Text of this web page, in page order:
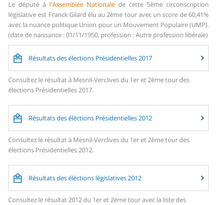
Le député à l'Assemblée Nationale de cette 5ème circonscription
législative est Franck Gilard élu au 2ème tour avec un score de 60,41%
avec la nuance politique Union pour un Mouvement Populaire (UMP).
(date de naissance : 01/11/1950, profession : Autre profession libérale)
Résultats des élections Présidentielles 2017
Consultez le résultat à Mesnil-Verclives du 1er et 2ème tour des
élections Présidentielles 2017.
Résultats des éléctions Présidentielles 2012
Consultez le résultat à Mesnil-Verclives du 1er et 2ème tour des
élections Présidentielles 2012.
Résultats des éléctions législatives 2012
Consultez le résultat 2012 du 1er et 2ème tour avec la liste des